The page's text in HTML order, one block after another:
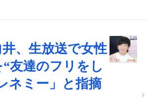
、生放送で女性
友達のフリをし
ネミー」と指摘